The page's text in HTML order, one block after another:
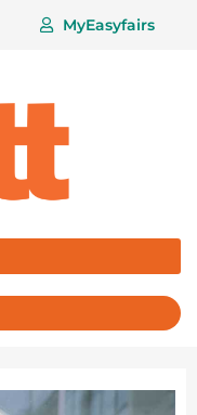
MyEasyfairs